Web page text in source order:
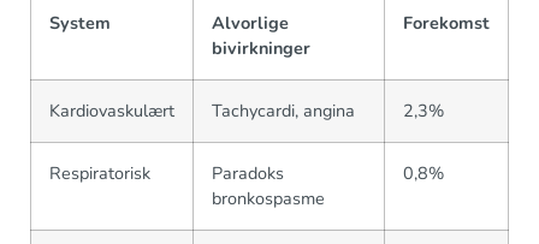
System
Alvorlige
bivirkninger
Forekomst
Kardiovaskulært Tachycardi, angina 2,3%
Respiratorisk
Paradoks
bronkospasme
0,8%